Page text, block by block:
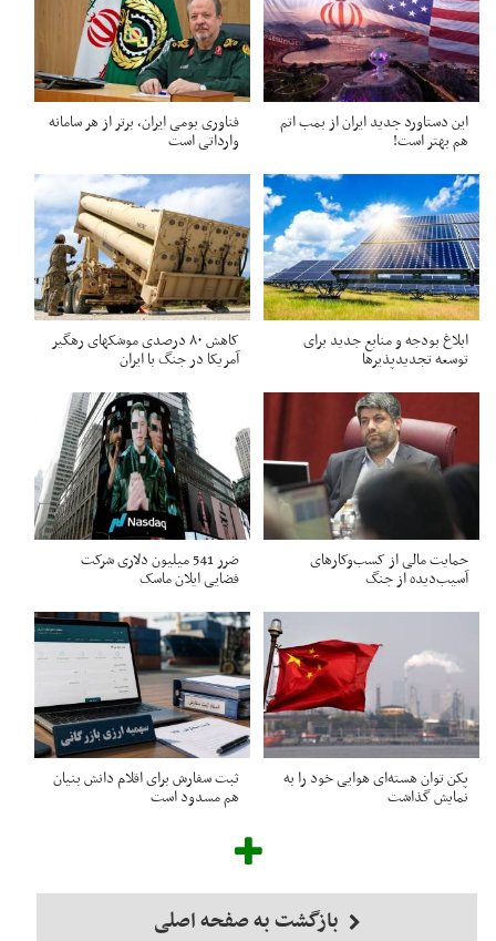
این دستاورد جدید ایران از بمب اتم
هم بهتر است!
فناوری بومی ایران، برتر از هر سامانه
وارداتی است
ابلاغ بودجه و منابع جدید برای
توسعه تجدیدپذیرها
کاهش ۸۰ درصدی موشکهای رهگیر
آمریکا در جنگ با ایران
حمایت مالی از کسب‌وکارهای
آسیب‌دیده از جنگ
ضرر 541 میلیون دلاری شرکت
فضایی ایلان ماسک
پکن توان هسته‌ای هوایی خود را به
نمایش گذاشت
ثبت سفارش برای اقلام دانش بنیان
هم مسدود است
بازگشت به صفحه اصلی